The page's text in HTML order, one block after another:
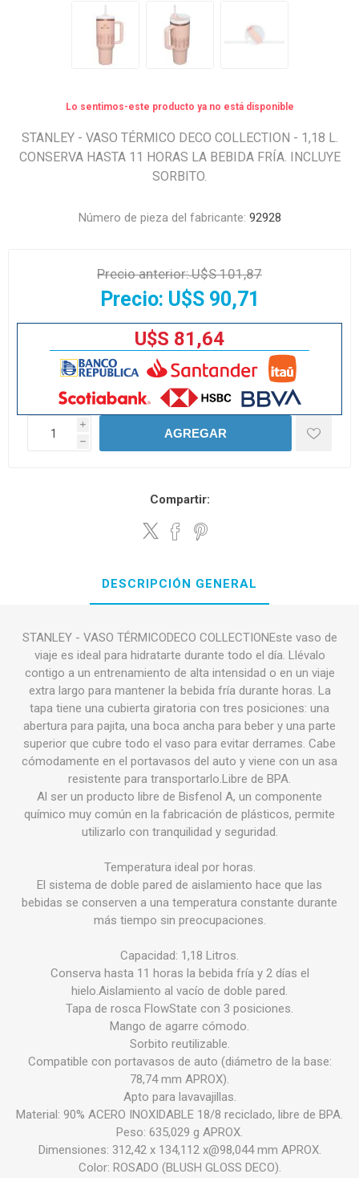
Lo sentimos-este producto ya no está disponible
STANLEY - VASO TÉRMICO DECO COLLECTION - 1,18 L.
CONSERVA HASTA 11 HORAS LA BEBIDA FRÍA. INCLUYE
SORBITO.
Número de pieza del fabricante: 92928
Precio anterior:U$S 101,87
Precio: U$S 90,71
U$S 81,64
i
h
AGREGAR
Compartir:
DESCRIPCIÓN GENERAL
STANLEY - VASO TÉRMICODECO COLLECTIONEste vaso de
viaje es ideal para hidratarte durante todo el día. Llévalo
contigo a un entrenamiento de alta intensidad o en un viaje
extra largo para mantener la bebida fría durante horas. La
tapa tiene una cubierta giratoria con tres posiciones: una
abertura para pajita, una boca ancha para beber y una parte
superior que cubre todo el vaso para evitar derrames. Cabe
cómodamente en el portavasos del auto y viene con un asa
resistente para transportarlo.Libre de BPA.
Al ser un producto libre de Bisfenol A, un componente
químico muy común en la fabricación de plásticos, permite
utilizarlo con tranquilidad y seguridad.
Temperatura ideal por horas.
El sistema de doble pared de aislamiento hace que las
bebidas se conserven a una temperatura constante durante
más tiempo sin preocupaciones.
Capacidad: 1,18 Litros.
Conserva hasta 11 horas la bebida fría y 2 días el
hielo.Aislamiento al vacío de doble pared.
Tapa de rosca FlowState con 3 posiciones.
Mango de agarre cómodo.
Sorbito reutilizable.
Compatible con portavasos de auto (diámetro de la base:
78,74 mm APROX).
Apto para lavavajillas.
Material: 90% ACERO INOXIDABLE 18/8 reciclado, libre de BPA.
Peso: 635,029 g APROX.
Dimensiones: 312,42 x 134,112 x@98,044 mm APROX.
Color: ROSADO (BLUSH GLOSS DECO).